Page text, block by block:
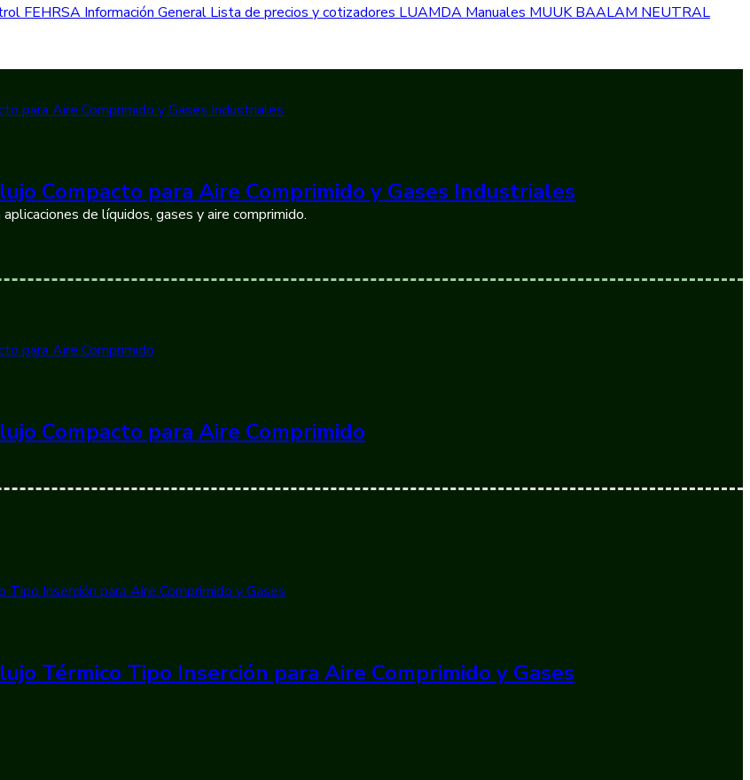
Compacto para Aire Comprimido y Gases Industriales
Compacto para Aire Comprimido
Térmico Tipo Inserción para Aire Comprimido y Gases
FEHRSA Información General Lista de precios y cotizadores LUAMDA Manuales MUUK BAALAM NEUTRAL
de líquidos, gases y aire comprimido.